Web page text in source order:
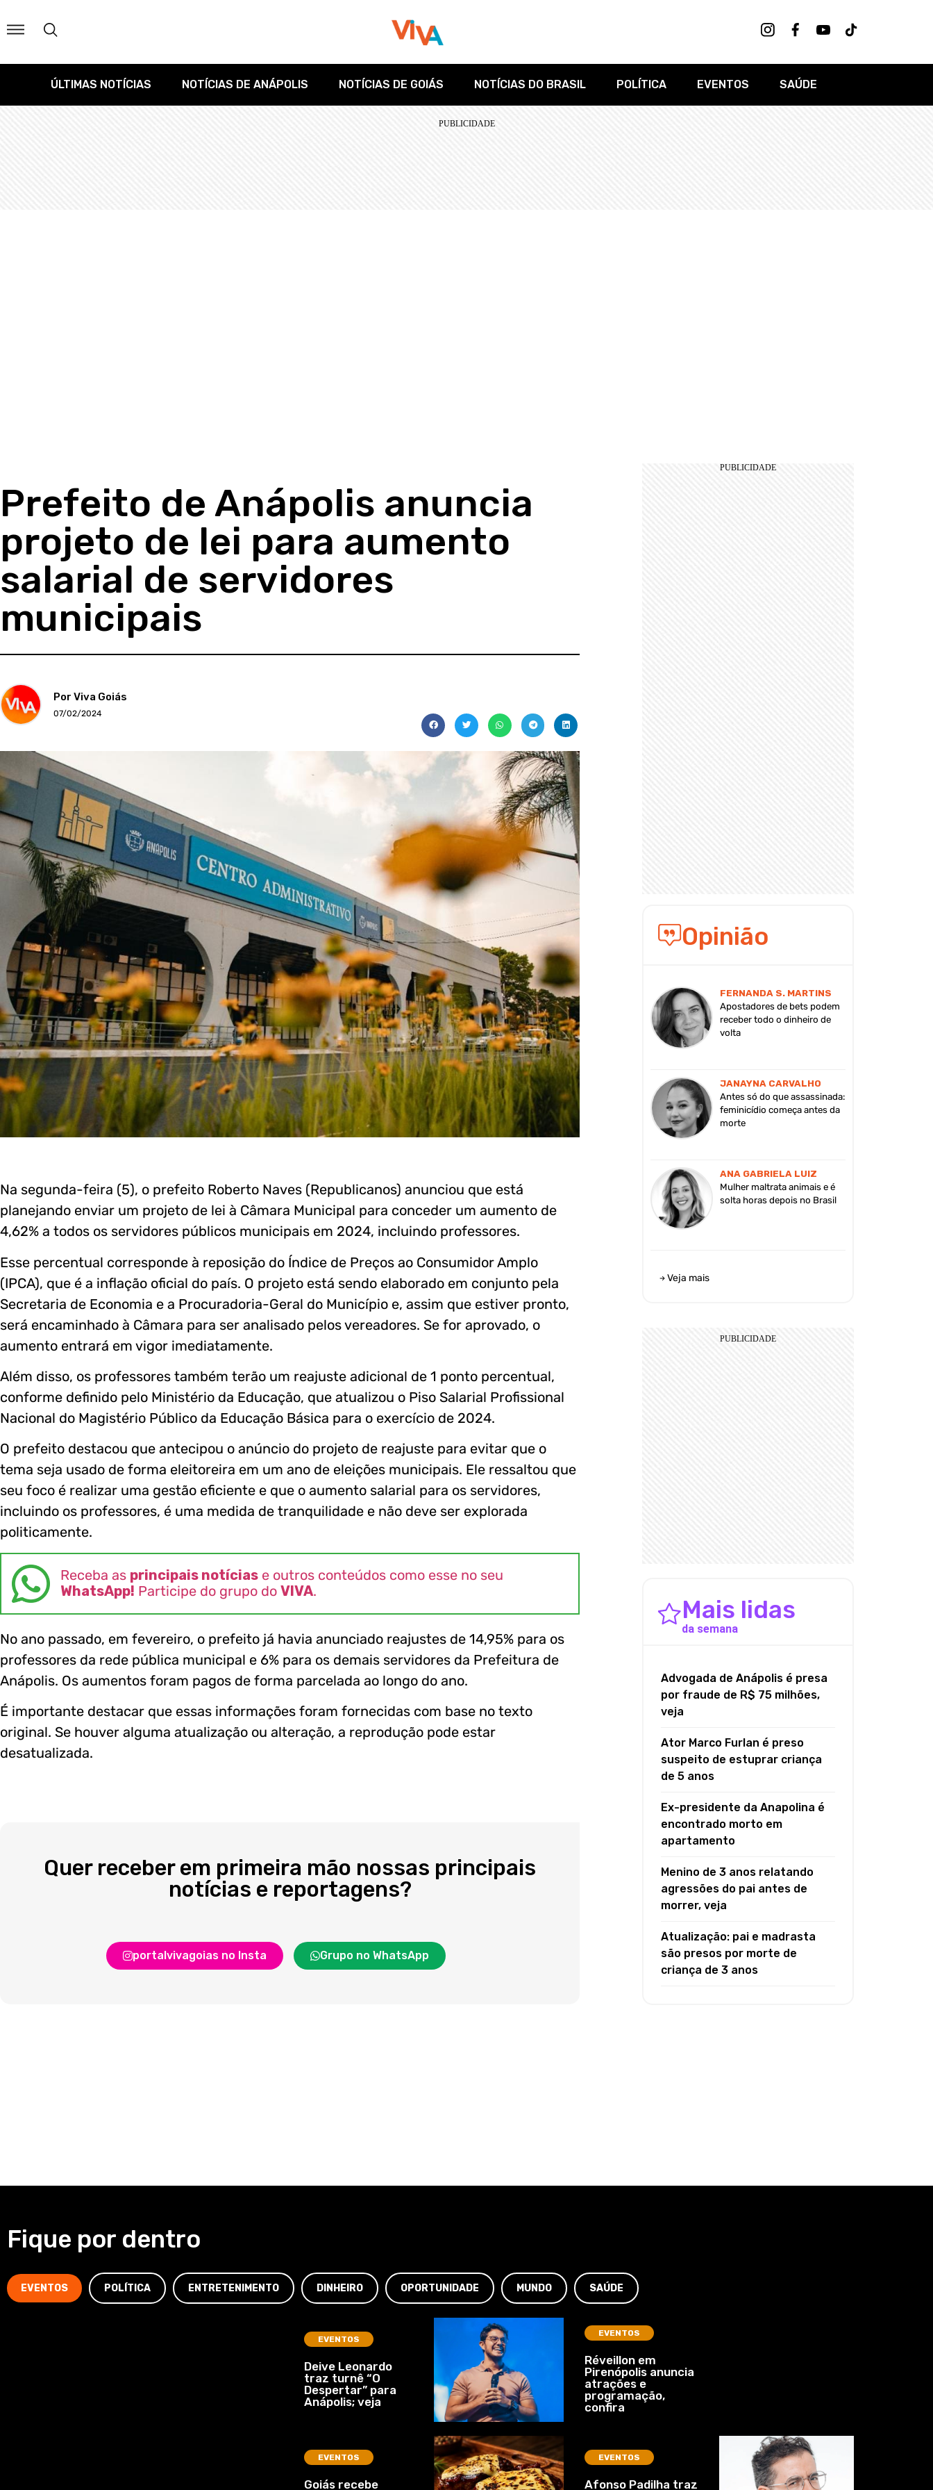
ÚLTIMAS NOTÍCIAS NOTÍCIAS DE ANÁPOLIS NOTÍCIAS DE GOIÁS NOTÍCIAS DO BRASIL POLÍTICA EVENTOS SAÚDE
Prefeito de Anápolis anuncia
projeto de lei para aumento
salarial de servidores
municipais
Por Viva Goiás
07/02/2024
Na segunda-feira (5), o prefeito Roberto Naves (Republicanos) anunciou que está
planejando enviar um projeto de lei à Câmara Municipal para conceder um aumento de
4,62% a todos os servidores públicos municipais em 2024, incluindo professores.
Esse percentual corresponde à reposição do Índice de Preços ao Consumidor Amplo
(IPCA), que é a inflação oficial do país. O projeto está sendo elaborado em conjunto pela
Secretaria de Economia e a Procuradoria-Geral do Município e, assim que estiver pronto,
será encaminhado à Câmara para ser analisado pelos vereadores. Se for aprovado, o
aumento entrará em vigor imediatamente.
Além disso, os professores também terão um reajuste adicional de 1 ponto percentual,
conforme definido pelo Ministério da Educação, que atualizou o Piso Salarial Profissional
Nacional do Magistério Público da Educação Básica para o exercício de 2024.
O prefeito destacou que antecipou o anúncio do projeto de reajuste para evitar que o
tema seja usado de forma eleitoreira em um ano de eleições municipais. Ele ressaltou que
seu foco é realizar uma gestão eficiente e que o aumento salarial para os servidores,
incluindo os professores, é uma medida de tranquilidade e não deve ser explorada
politicamente.
Receba as principais notícias e outros conteúdos como esse no seu
WhatsApp! Participe do grupo do VIVA.
No ano passado, em fevereiro, o prefeito já havia anunciado reajustes de 14,95% para os
professores da rede pública municipal e 6% para os demais servidores da Prefeitura de
Anápolis. Os aumentos foram pagos de forma parcelada ao longo do ano.
É importante destacar que essas informações foram fornecidas com base no texto
original. Se houver alguma atualização ou alteração, a reprodução pode estar
desatualizada.
Quer receber em primeira mão nossas principais
notícias e reportagens?
portalvivagoias no Insta Grupo no WhatsApp
Opinião
FERNANDA S. MARTINS
Apostadores de bets podem
receber todo o dinheiro de
volta
JANAYNA CARVALHO
Antes só do que assassinada:
feminicídio começa antes da
morte
ANA GABRIELA LUIZ
Mulher maltrata animais e é
solta horas depois no Brasil
Veja mais
Mais lidas
da semana
Advogada de Anápolis é presa
por fraude de R$ 75 milhões,
veja
Ator Marco Furlan é preso
suspeito de estuprar criança
de 5 anos
Ex-presidente da Anapolina é
encontrado morto em
apartamento
Menino de 3 anos relatando
agressões do pai antes de
morrer, veja
Atualização: pai e madrasta
são presos por morte de
criança de 3 anos
Fique por dentro
EVENTOS POLÍTICA ENTRETENIMENTO DINHEIRO OPORTUNIDADE MUNDO SAÚDE
EVENTOS
Deive Leonardo
traz turnê “O
Despertar” para
Anápolis; veja
EVENTOS
Goiás recebe
EVENTOS
Réveillon em
Pirenópolis anuncia
atrações e
programação,
confira
EVENTOS
Afonso Padilha traz